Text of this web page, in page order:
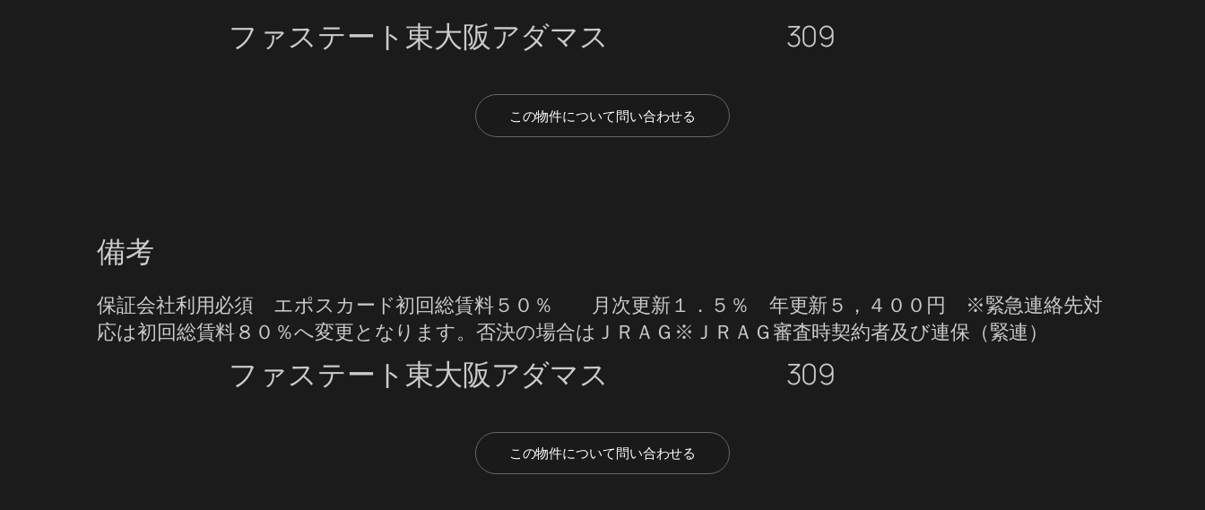
ファステート東大阪アダマス 309
この物件について問い合わせる
備考
保証会社利用必須 エポスカード初回総賃料５０％ 月次更新１．５％ 年更新５，４００円 ※緊急連絡先対
応は初回総賃料８０％へ変更となります。否決の場合はＪＲＡＧ※ＪＲＡＧ審査時契約者及び連保（緊連）
ファステート東大阪アダマス 309
この物件について問い合わせる